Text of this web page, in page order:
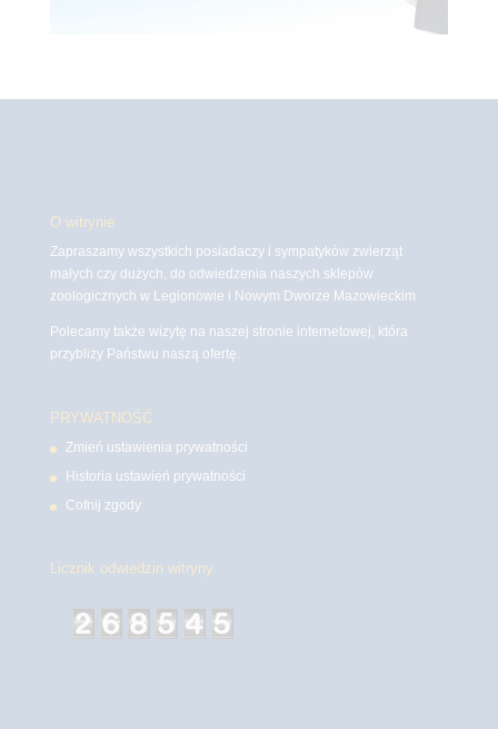
O witrynie
Zapraszamy wszystkich posiadaczy i sympatyków zwierząt
małych czy dużych, do odwiedzenia naszych sklepów
zoologicznych w Legionowie i Nowym Dworze Mazowieckim
Polecamy także wizytę na naszej stronie internetowej, która
przybliży Państwu naszą ofertę.
PRYWATNOŚĆ
Zmień ustawienia prywatności
Historia ustawień prywatności
Cofnij zgody
Licznik odwiedzin witryny